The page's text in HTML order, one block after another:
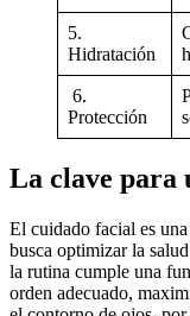
5.
Hidratación
6.
Protección
La clave para
El cuidado facial es
busca optimizar la
la rutina cumple una
orden adecuado,